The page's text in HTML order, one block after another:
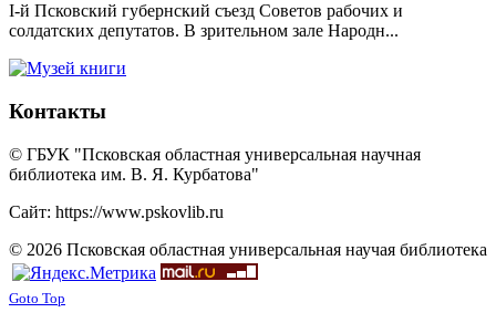
I-й Псковский губернский съезд Советов рабочих и
солдатских депутатов. В зрительном зале Народн...
Контакты
© ГБУК "Псковская областная универсальная научная
библиотека им. В. Я. Курбатова"
Сайт: https://www.pskovlib.ru
© 2026 Псковская областная универсальная научая библиотека
Goto Top